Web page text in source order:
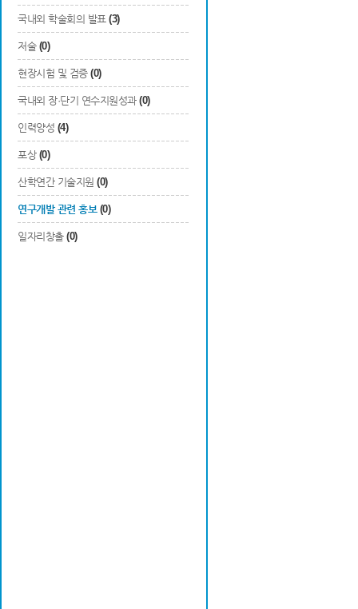
국내외 학술회의 발표 (3)
저술 (0)
현장시험 및 검증 (0)
국내외 장·단기 연수지원성과 (0)
인력양성 (4)
포상 (0)
산학연간 기술지원 (0)
연구개발 관련 홍보 (0)
일자리창출 (0)